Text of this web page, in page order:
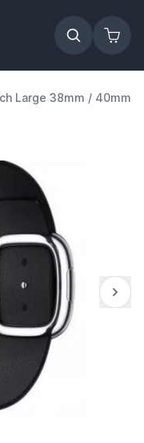
Large 38mm / 40mm